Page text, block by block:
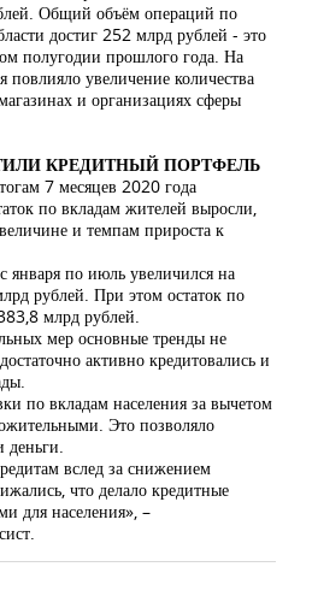
Общий объём операций по
достиг 252 млрд рублей - это
полугодии прошлого года. На
повлияло увеличение количества
и организациях сферы
КРЕДИТНЫЙ ПОРТФЕЛЬ
7 месяцев 2020 года
по вкладам жителей выросли,
и темпам прироста к
января по июль увеличился на
рублей. При этом остаток по
млрд рублей.
мер основные тренды не
активно кредитовались и
по вкладам населения за вычетом
Это позволяло
деньги.
вслед за снижением
что делало кредитные
для населения», –